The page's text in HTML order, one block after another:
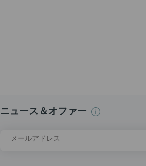
ニュース＆オファー
メールアドレス